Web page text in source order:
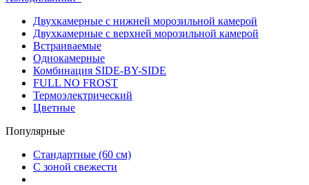
Двухкамерные с нижней морозильной камерой
Двухкамерные с верхней морозильной камерой
Встраиваемые
Однокамерные
Комбинация SIDE-BY-SIDE
FULL NO FROST
Термоэлектрический
Цветные
Популярные
Стандартные (60 см)
С зоной свежести